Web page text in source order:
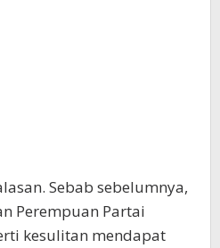
Sebab sebelumnya,
Perempuan Partai
kesulitan mendapat